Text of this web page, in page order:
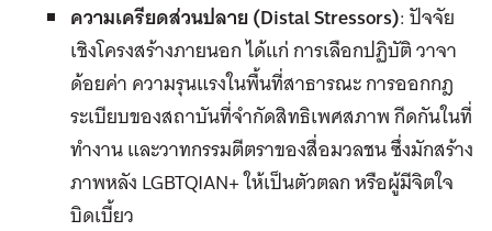
ความเครียดส่วนปลาย (Distal Stressors): ปัจจัย
เชิงโครงสร้างภายนอก ได้แก่ การเลือกปฏิบัติ วาจา
ด้อยค่า ความรุนแรงในพื้นที่สาธารณะ การออกกฎ
ระเบียบของสถาบันที่จำกัดสิทธิเพศสภาพ กีดกันในที่
ทำงาน และวาทกรรมตีตราของสื่อมวลชน ซึ่งมักสร้าง
ภาพหลัง LGBTQIAN+ ให้เป็นตัวตลก หรือผู้มีจิตใจ
บิดเบี้ยว